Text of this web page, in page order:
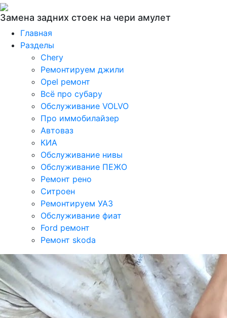
Замена задних стоек на чери амулет
Главная
Разделы
Chery
Ремонтируем джили
Opel ремонт
Всё про субару
Обслуживание VOLVO
Про иммобилайзер
Автоваз
КИА
Обслуживание нивы
Обслуживание ПЕЖО
Ремонт рено
Ситроен
Ремонтируем УАЗ
Обслуживание фиат
Ford ремонт
Ремонт skoda